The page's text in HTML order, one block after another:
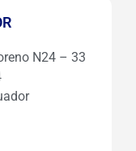
N24 – 33